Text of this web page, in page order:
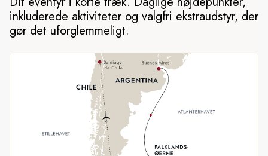
Falklandsøerne med de forblæste, grønne bakker og hvide
sandstrande. Men selv om Antarktis har masser af dyreliv, er
South Georgia i en klasse for sig, og strandene vrimler med
sæler, pingviner og andre havfugle.
Antarktis' imponerende dyreliv
På denne tid af året er sneen stadig frisk, og i havet glimter
de store isbjerge i deres al skulpturelle pragt, mens
pingvinerne på land gør kur og bygger rede. I Antarktis
inkluderede aktiviteter og valgfri ekstraudstyr, der
gør det uforglemmeligt.